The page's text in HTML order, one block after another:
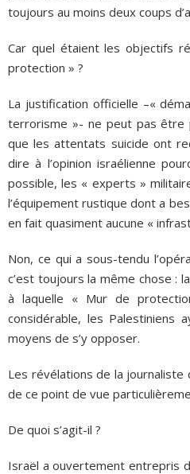
toujours au moins deux coups
Car quel étaient les objectifs
protection » ?
La justification officielle –«
terrorisme »- ne peut pas être
que les attentats suicide ont
dire à l’opinion israélienne
possible, les « experts »
l’équipement rustique dont a
en fait quasiment aucune «
Non, ce qui a sous-tendu
c’est toujours la même chose :
à laquelle « Mur de
considérable, les Palestiniens
moyens de s’y opposer.
Les révélations de la journaliste
de ce point de vue
De quoi s’agit-il ?
Israël a ouvertement entrepris